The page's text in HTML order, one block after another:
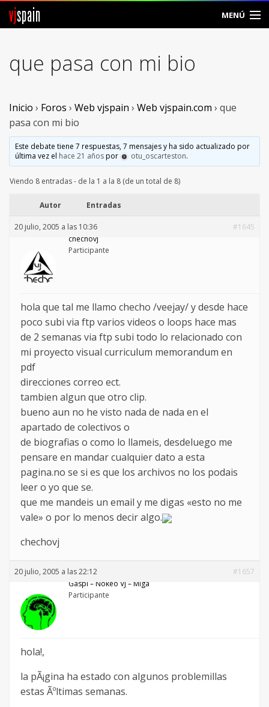
vjspain MENÚ
Foros
Vjspain
Ayuda
Contacto
que pasa con mi bio
Inicio › Foros › Web vjspain › Web vjspain.com › que
pasa con mi bio
Este debate tiene 7 respuestas, 7 mensajes y ha sido actualizado por
última vez el hace 21 añospor otu_oscarteston.
Viendo 8 entradas - de la 1 a la 8 (de un total de 8)
Autor Entradas
20 julio, 2005 a las 10:36
#1645
chechovj
Participante
hola que tal me llamo checho /veejay/ y desde hace
poco subi via ftp varios videos o loops hace mas
de 2 semanas via ftp subi todo lo relacionado con
mi proyecto visual curriculum memorandum en
pdf
direcciones correo ect.
tambien algun que otro clip.
bueno aun no he visto nada de nada en el
apartado de colectivos o
de biografias o como lo llameis, desdeluego me
pensare en mandar cualquier dato a esta
pagina.no se si es que los archivos no los podais
leer o yo que se.
que me mandeis un email y me digas «esto no me
vale» o por lo menos decir algo.
chechovj
20 julio, 2005 a las 22:12
#1657
Gaspi – Nökeö VJ – Miga
Participante
hola!,
la pÃ¡gina ha estado con algunos problemillas
estas Ãºltimas semanas.